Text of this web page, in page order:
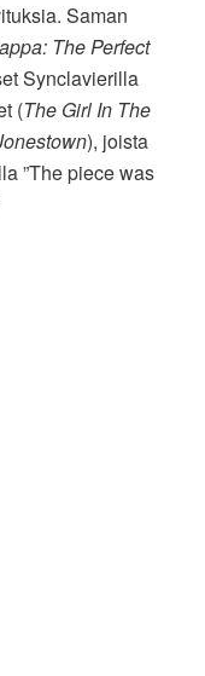
Saman
The Perfect
Synclavierilla
(The Girl In The
), joista
”The piece was